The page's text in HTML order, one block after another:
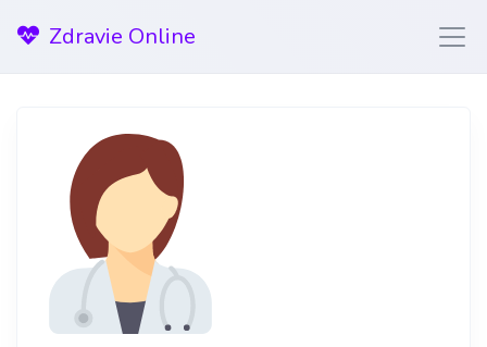
Zdravie Online